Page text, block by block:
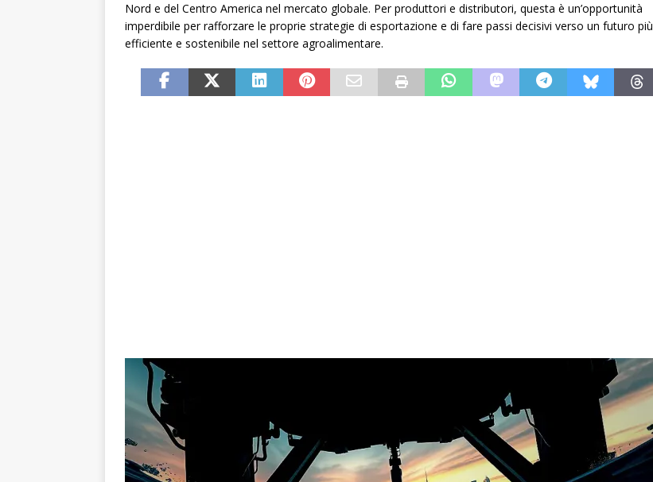
Nord e del Centro America nel mercato globale. Per produttori e distributori, questa è un’opportunità
imperdibile per rafforzare le proprie strategie di esportazione e di fare passi decisivi verso un futuro più
efficiente e sostenibile nel settore agroalimentare.